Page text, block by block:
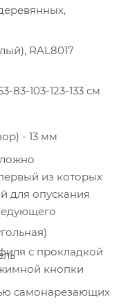
RAL8017
83-103-123-133 см
- 13 мм
из которых
для опускания
с прокладкой
кнопки
самонарезающих